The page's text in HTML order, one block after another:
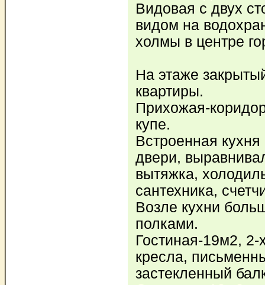
Видовая с двух
видом на
холмы в центре
На этаже
квартиры.
Прихожая-
купе.
Встроенная
двери,
вытяжка,
сантехника,
Возле кухни
полками.
Гостиная-19м2,
кресла,
застекленный